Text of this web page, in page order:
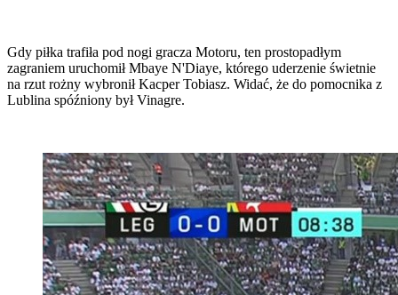
Gdy piłka trafiła pod nogi gracza Motoru, ten prostopadłym
zagraniem uruchomił Mbaye N'Diaye, którego uderzenie świetnie
na rzut rożny wybronił Kacper Tobiasz. Widać, że do pomocnika z
Lublina spóźniony był Vinagre.